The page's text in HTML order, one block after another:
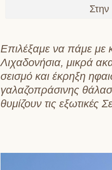
Επιλέξαμε να πάμε με
Λιχαδονήσια, μικρά
σεισμό και έκρηξη
γαλαζοπράσινης
θυμίζουν τις